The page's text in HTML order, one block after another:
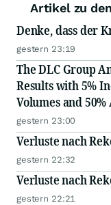
Artikel zu
Denke, dass der
gestern 23:19
The DLC Group
Results with 5%
Volumes and
gestern 23:00
Verluste nach
gestern 22:32
Verluste nach
gestern 22:21